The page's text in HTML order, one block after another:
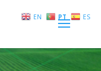
EN PT ES